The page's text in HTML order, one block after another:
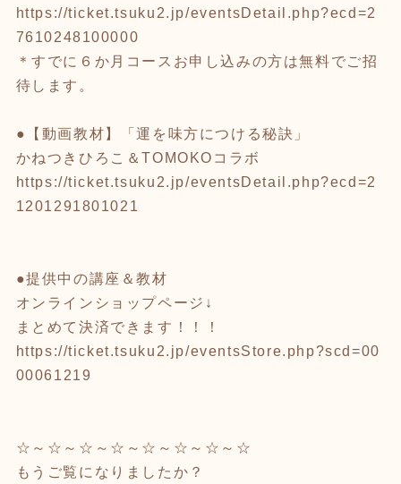
https://ticket.tsuku2.jp/eventsDetail.php?ecd=2
7610248100000
＊すでに６か月コースお申し込みの方は無料でご招
待します。
●【動画教材】「運を味方につける秘訣」
かねつきひろこ＆TOMOKOコラボ
https://ticket.tsuku2.jp/eventsDetail.php?ecd=2
1201291801021
●提供中の講座＆教材
オンラインショップページ↓
まとめて決済できます！！！
https://ticket.tsuku2.jp/eventsStore.php?scd=00
00061219
☆～☆～☆～☆～☆～☆～☆～☆
もうご覧になりましたか？